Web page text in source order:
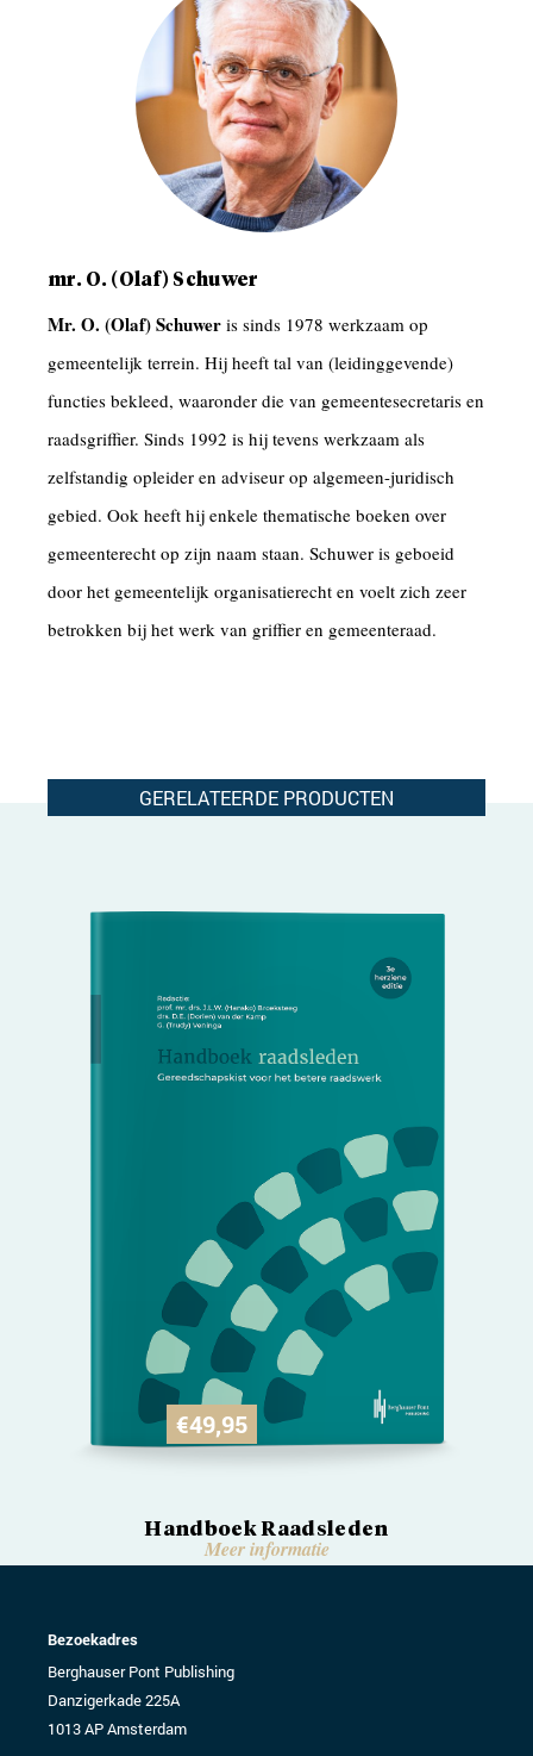
mr. O. (Olaf) Schuwer
Mr. O. (Olaf) Schuwer is sinds 1978 werkzaam op
gemeentelijk terrein. Hij heeft tal van (leidinggevende)
functies bekleed, waaronder die van gemeentesecretaris en
raadsgriffier. Sinds 1992 is hij tevens werkzaam als
zelfstandig opleider en adviseur op algemeen-juridisch
gebied. Ook heeft hij enkele thematische boeken over
gemeenterecht op zijn naam staan. Schuwer is geboeid
door het gemeentelijk organisatierecht en voelt zich zeer
betrokken bij het werk van griffier en gemeenteraad.
GERELATEERDE PRODUCTEN
€49,95
Handboek Raadsleden
Meer informatie
Bezoekadres
Berghauser Pont Publishing
Danzigerkade 225A
1013 AP Amsterdam